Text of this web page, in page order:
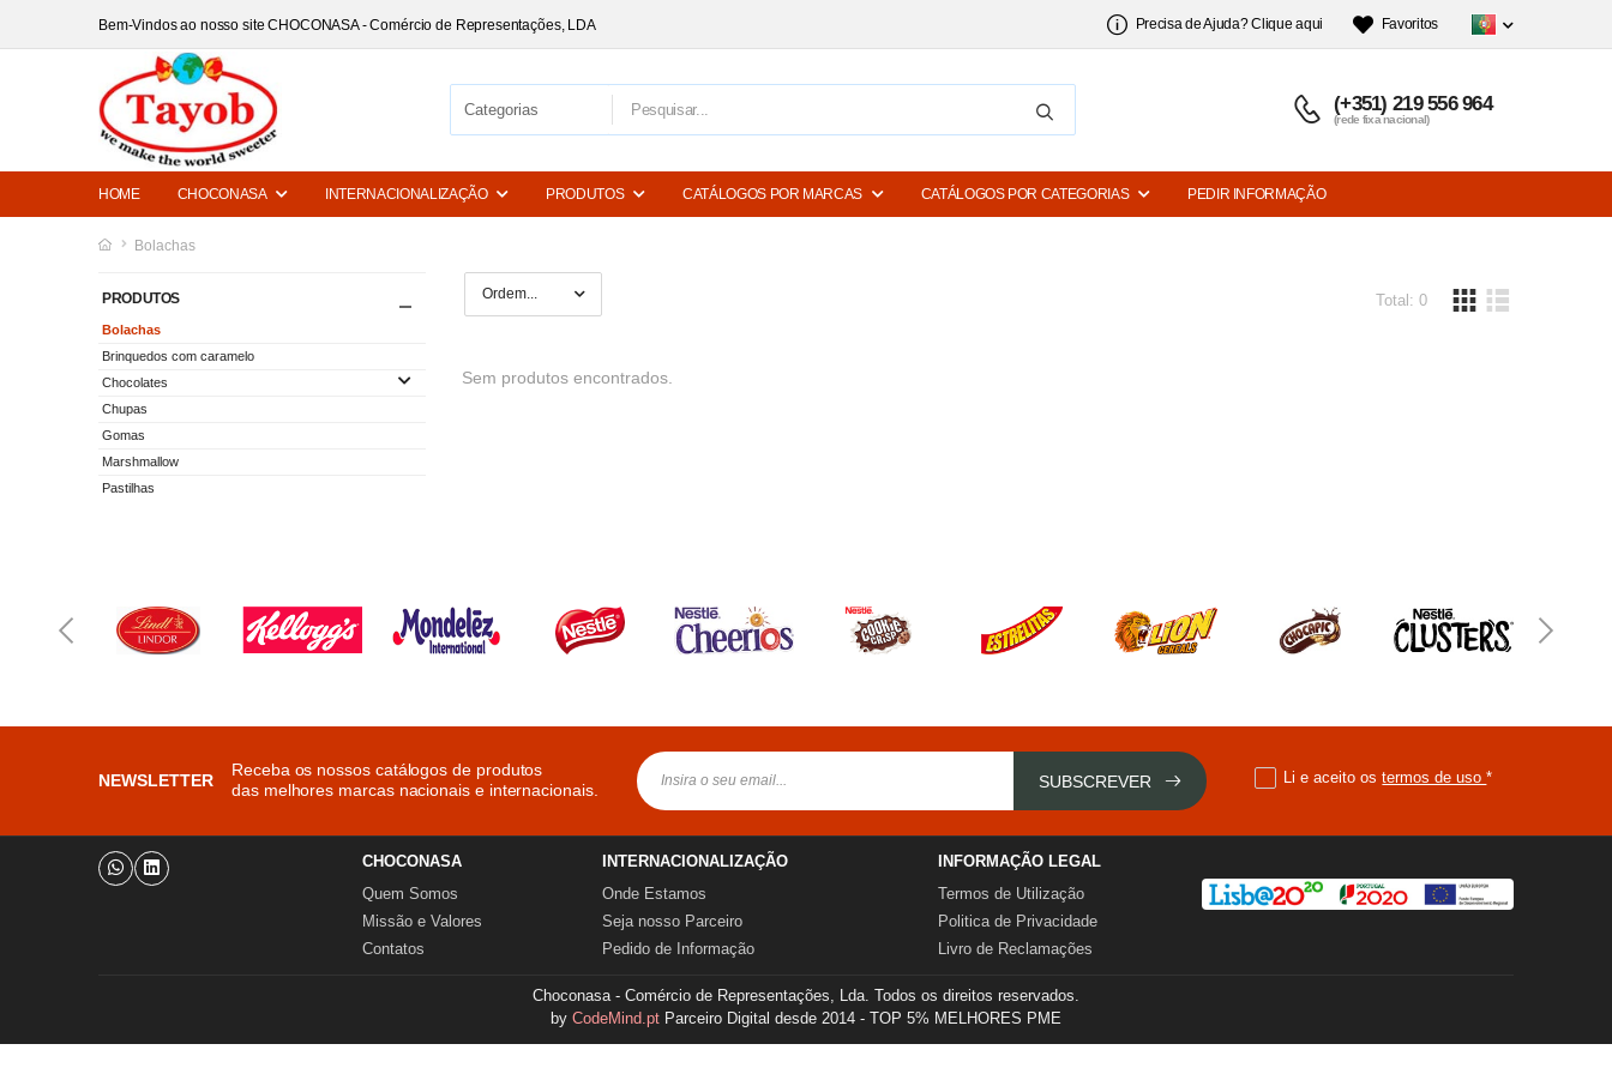
Bem-Vindos ao nosso site CHOCONASA - Comércio de Representações, LDA Precisa de Ajuda? Clique aqui Favoritos
(+351) 219 556 964
(rede fixa nacional)
HOME CHOCONASA INTERNACIONALIZAÇÃO PRODUTOS CATÁLOGOS POR MARCAS CATÁLOGOS POR CATEGORIAS PEDIR INFORMAÇÃO
Bolachas
PRODUTOS
Bolachas
Brinquedos com caramelo
Chocolates
Chupas
Gomas
Marshmallow
Pastilhas
Total: 0
Sem produtos encontrados.
NEWSLETTER
Receba os nossos catálogos de produtos
das melhores marcas nacionais e internacionais.
SUBSCREVER Li e aceito ostermos de uso*
CHOCONASA
Quem Somos
Missão e Valores
Contatos
INTERNACIONALIZAÇÃO
Onde Estamos
Seja nosso Parceiro
Pedido de Informação
INFORMAÇÃO LEGAL
Termos de Utilização
Politica de Privacidade
Livro de Reclamações
Choconasa - Comércio de Representações, Lda. Todos os direitos reservados.
by CodeMind.pt Parceiro Digital desde 2014 - TOP 5% MELHORES PME